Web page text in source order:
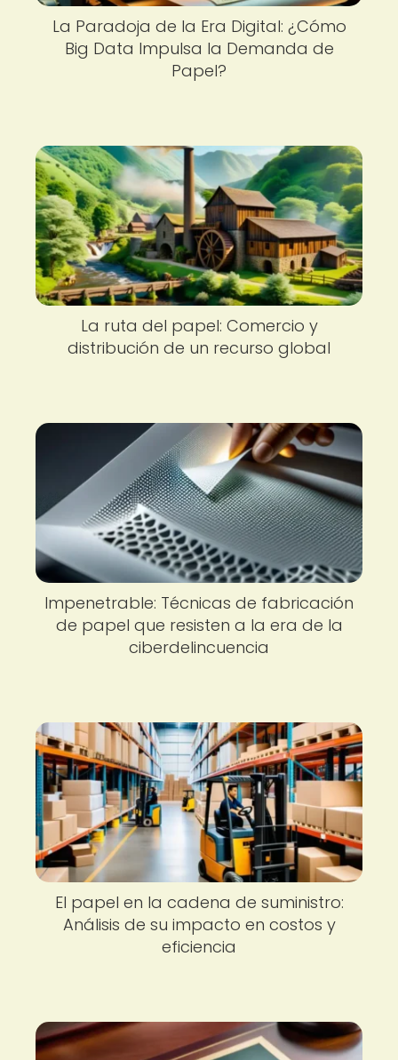
La Paradoja de la Era Digital: ¿Cómo
Big Data Impulsa la Demanda de
Papel?
La ruta del papel: Comercio y
distribución de un recurso global
Impenetrable: Técnicas de fabricación
de papel que resisten a la era de la
ciberdelincuencia
El papel en la cadena de suministro:
Análisis de su impacto en costos y
eficiencia